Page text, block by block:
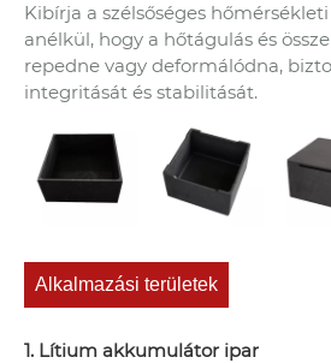
Kibírja a szélsőséges
anélkül, hogy a hőtágulás és
repedne vagy deformálódna,
integritását és stabilitását.
Alkalmazási területek
1. Lítium akkumulátor ipar